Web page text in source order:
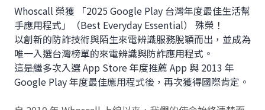
Whoscall 榮獲 「2025 Google Play 台灣年度最佳生活幫
手應用程式」（Best Everyday Essential） 殊榮！
以創新的防詐技術與陌生來電辨識服務脫穎而出，並成為
唯一入選台灣榜單的來電辨識與防詐應用程式。
這是繼多次入選 App Store 年度推薦 App 與 2013 年
Google Play 年度最佳應用程式後，再次獲得國際肯定。